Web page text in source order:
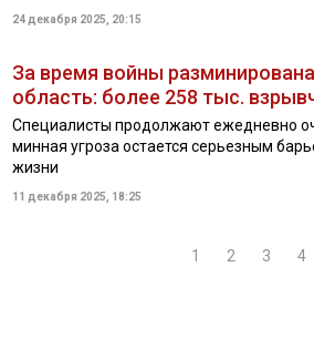
24 декабря 2025, 20:15
За время войны
область: более 258 тыс.
Специалисты продолжают ежедневно
минная угроза остается серьезным
жизни
11 декабря 2025, 18:25
1 2 3 4